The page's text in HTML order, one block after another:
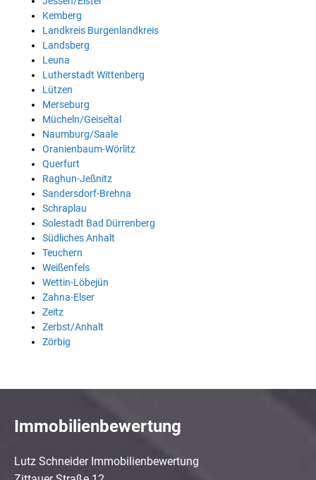
Kemberg
Landkreis Burgenlandkreis
Landsberg
Leuna
Lutherstadt Wittenberg
Lützen
Merseburg
Mücheln/Geiseltal
Naumburg/Saale
Oranienbaum-Wörlitz
Querfurt
Raghun-Jeßnitz
Sandersdorf-Brehna
Schraplau
Solestadt Bad Dürrenberg
Südliches Anhalt
Teuchern
Weißenfels
Wettin-Löbejün
Zahna-Elser
Zeitz
Zerbst/Anhalt
Zörbig
Immobilienbewertung
Lutz Schneider Immobilienbewertung